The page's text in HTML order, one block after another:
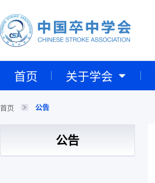
首页 关于学会
首页 公告
公告